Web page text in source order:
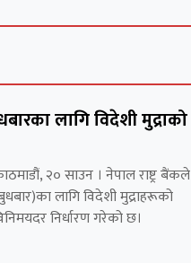
लागि विदेशी मुद्राको
२० साउन । नेपाल राष्ट्र बैंकले
लागि विदेशी मुद्राहरूको
निर्धारण गरेको छ।